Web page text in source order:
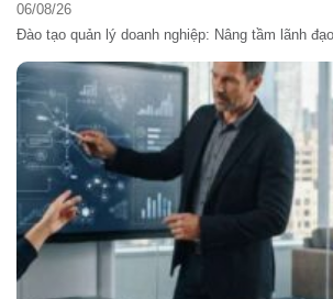
06/08/26
Đào tạo quản lý doanh nghiệp: Nâng tầm lãnh